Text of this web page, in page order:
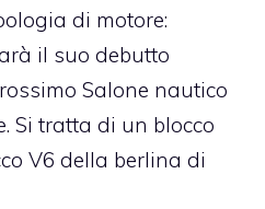
di motore:
il suo debutto
Salone nautico
Si tratta di un blocco
V6 della berlina di